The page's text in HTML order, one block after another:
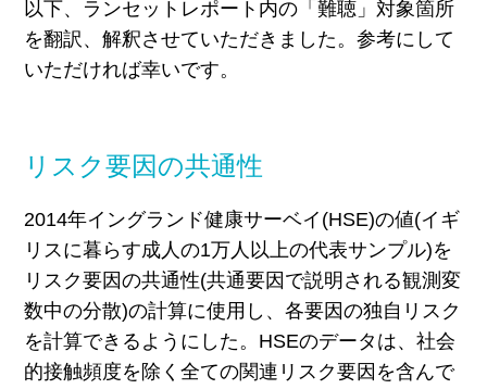
以下、ランセットレポート内の「難聴」対象箇所
を翻訳、解釈させていただきました。参考にして
いただければ幸いです。
リスク要因の共通性
2014年イングランド健康サーベイ(HSE)の値(イギ
リスに暮らす成人の1万人以上の代表サンプル)を
リスク要因の共通性(共通要因で説明される観測変
数中の分散)の計算に使用し、各要因の独自リスク
を計算できるようにした。HSEのデータは、社会
的接触頻度を除く全ての関連リスク要因を含んで